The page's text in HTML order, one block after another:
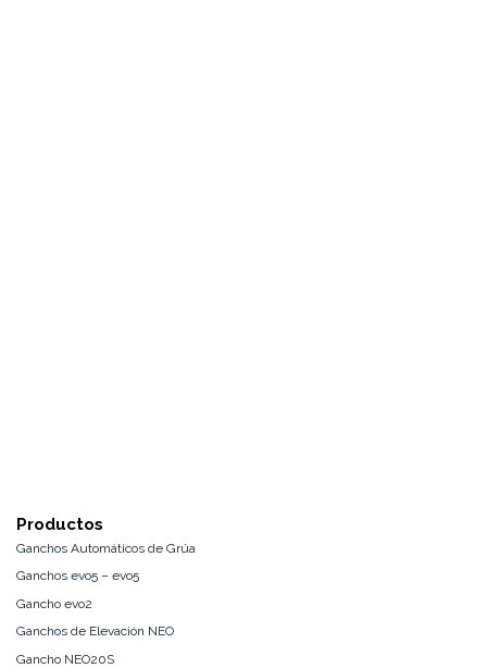
Productos
Ganchos Automáticos de Grúa
Ganchos evo5 – evo5
Gancho evo2
Ganchos de Elevación NEO
Gancho NEO20S